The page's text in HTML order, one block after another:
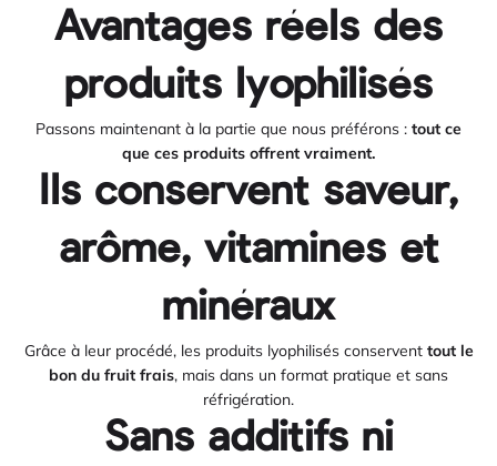
Avantages réels des
produits lyophilisés
Passons maintenant à la partie que nous préférons : tout ce
que ces produits offrent vraiment.
Ils conservent saveur,
arôme, vitamines et
minéraux
Grâce à leur procédé, les produits lyophilisés conservent tout le
bon du fruit frais, mais dans un format pratique et sans
réfrigération.
Sans additifs ni